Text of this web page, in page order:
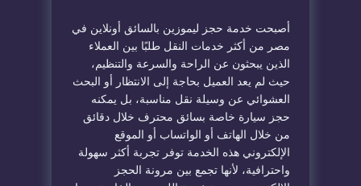
أصبحت خدمة حجز ليموزين بالسائق أونلاين في
مصر من أكثر خدمات النقل طلبًا بين العملاء
الذين يبحثون عن الراحة والسرعة والتنظيم،
حيث لم يعد العميل بحاجة إلى الانتظار أو البحث
العشوائي عن وسيلة نقل مناسبة، بل يمكنه
حجز سيارة خاصة بسائق محترف خلال دقائق
من خلال الهاتف أو الواتساب أو الموقع
الإلكتروني هذه الخدمة توفر تجربة أكثر سهولة
واحترافية، لأنها تجمع بين مرونة الحجز